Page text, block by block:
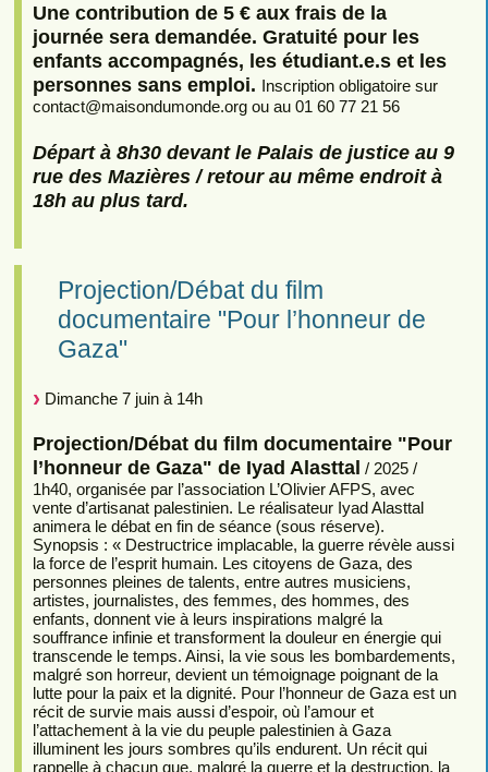
Une contribution de 5 € aux frais de la
journée sera demandée. Gratuité pour les
enfants accompagnés, les étudiant.e.s et les
personnes sans emploi. Inscription obligatoire sur
contact@maisondumonde.org ou au 01 60 77 21 56
Départ à 8h30 devant le Palais de justice au 9
rue des Mazières / retour au même endroit à
18h au plus tard.
Projection/Débat du film
documentaire "Pour l’honneur de
Gaza"
Dimanche 7 juin à 14h
Projection/Débat du film documentaire "Pour
l’honneur de Gaza" de Iyad Alasttal / 2025 /
1h40, organisée par l’association L’Olivier AFPS, avec
vente d’artisanat palestinien. Le réalisateur Iyad Alasttal
animera le débat en fin de séance (sous réserve).
Synopsis : « Destructrice implacable, la guerre révèle aussi
la force de l’esprit humain. Les citoyens de Gaza, des
personnes pleines de talents, entre autres musiciens,
artistes, journalistes, des femmes, des hommes, des
enfants, donnent vie à leurs inspirations malgré la
souffrance infinie et transforment la douleur en énergie qui
transcende le temps. Ainsi, la vie sous les bombardements,
malgré son horreur, devient un témoignage poignant de la
lutte pour la paix et la dignité. Pour l’honneur de Gaza est un
récit de survie mais aussi d’espoir, où l’amour et
l’attachement à la vie du peuple palestinien à Gaza
illuminent les jours sombres qu’ils endurent. Un récit qui
rappelle à chacun que, malgré la guerre et la destruction, la